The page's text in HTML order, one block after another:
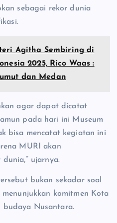
sebagai rekor dunia
Agitha Sembiring di
2025, Rico Waas :
dan Medan
agar dapat dicatat
pada hari ini Museum
bisa mencatat kegiatan ini
MURI akan
ujarnya.
bukan sekadar soal
komitmen Kota
budaya Nusantara.